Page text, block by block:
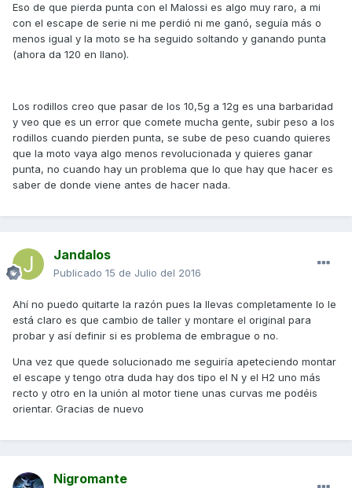
Eso de que pierda punta con el Malossi es algo muy raro, a mi
con el escape de serie ni me perdió ni me ganó, seguía más o
menos igual y la moto se ha seguido soltando y ganando punta
(ahora da 120 en llano).
Los rodillos creo que pasar de los 10,5g a 12g es una barbaridad
y veo que es un error que comete mucha gente, subir peso a los
rodillos cuando pierden punta, se sube de peso cuando quieres
que la moto vaya algo menos revolucionada y quieres ganar
punta, no cuando hay un problema que lo que hay que hacer es
saber de donde viene antes de hacer nada.
Jandalos
Publicado 15 de Julio del 2016
Ahí no puedo quitarte la razón pues la llevas completamente lo le
está claro es que cambio de taller y montare el original para
probar y así definir si es problema de embrague o no.
Una vez que quede solucionado me seguiría apeteciendo montar
el escape y tengo otra duda hay dos tipo el N y el H2 uno más
recto y otro en la unión al motor tiene unas curvas me podéis
orientar. Gracias de nuevo
Nigromante